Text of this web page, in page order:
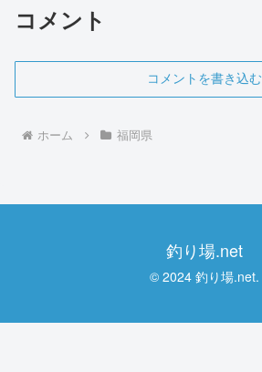
コメント
コメントを書き込む
ホーム 福岡県
釣り場.net
© 2024 釣り場.net.